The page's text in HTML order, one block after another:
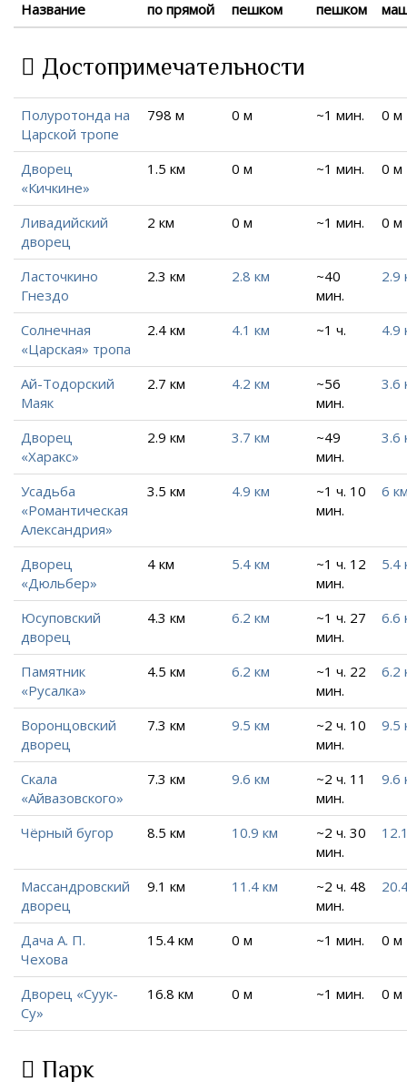
Название
по прямой
пешком
пешком
Достопримечательности
Полуротонда на
Царской тропе
798 м 0 м ~1 мин. 0 м
Дворец
«Кичкине»
1.5 км 0 м ~1 мин. 0 м
Ливадийский
дворец
2 км 0 м ~1 мин. 0 м
Ласточкино
Гнездо
2.3 км 2.8 км
~40
мин.
2.9
Солнечная
«Царская» тропа
2.4 км 4.1 км ~1 ч. 4.9
Ай-Тодорский
Маяк
2.7 км 4.2 км
~56
мин.
3.6
Дворец
«Харакс»
2.9 км 3.7 км
~49
мин.
3.6
Усадьба
«Романтическая
Александрия»
3.5 км 4.9 км
~1 ч. 10
мин.
6
Дворец
«Дюльбер»
4 км 5.4 км
~1 ч. 12
мин.
5.4
Юсуповский
дворец
4.3 км 6.2 км
~1 ч. 27
мин.
6.6
Памятник
«Русалка»
4.5 км 6.2 км
~1 ч. 22
мин.
6.2
Воронцовский
дворец
7.3 км 9.5 км
~2 ч. 10
мин.
9.5
Скала
«Айвазовского»
7.3 км 9.6 км
~2 ч. 11
мин.
9.6
Чёрный бугор 8.5 км 10.9 км
~2 ч. 30
мин.
Массандровский
дворец
9.1 км 11.4 км
~2 ч. 48
мин.
Дача А. П.
Чехова
15.4 км 0 м ~1 мин. 0 м
Дворец «Суук-
Су»
16.8 км 0 м ~1 мин. 0 м
Парк